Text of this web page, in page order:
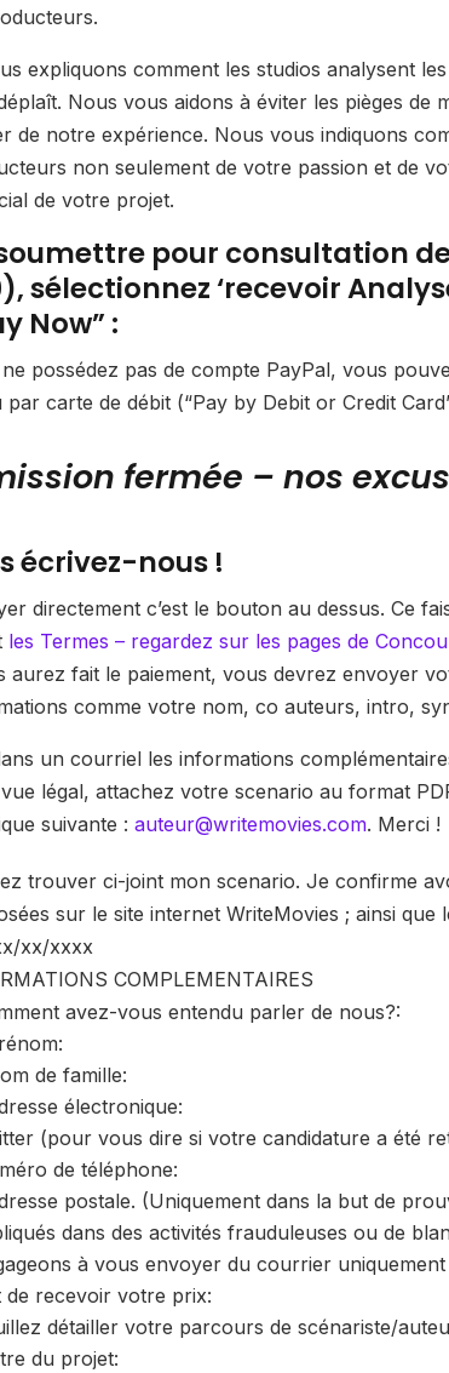
expliquons comment les studios analysent
Nous vous aidons à éviter les pièges de
de notre expérience. Nous vous indiquons
non seulement de votre passion et de
de votre projet.
pour consultation
sélectionnez ‘recevoir
Now” :
possédez pas de compte PayPal, vous
par carte de débit (“Pay by Debit or Credit
fermée – nos
écrivez-nous !
directement c’est le bouton au dessus. Ce
les Termes – regardez sur les pages de
aurez fait le paiement, vous devrez envoyer
comme votre nom, co auteurs, intro,
un courriel les informations
légal, attachez votre scenario au format
suivante :auteur@writemovies.com. Merci !
trouver ci-joint mon scenario. Je confirme
sur le site internet WriteMovies ; ainsi que
xx/xxxx
COMPLEMENTAIRES
avez-vous entendu parler de nous?:
de famille:
électronique:
(pour vous dire si votre candidature a été
de téléphone:
postale. (Uniquement dans la but de
dans des activités frauduleuses ou de
à vous envoyer du courrier
de recevoir votre prix:
détailler votre parcours de scénariste/
du projet: